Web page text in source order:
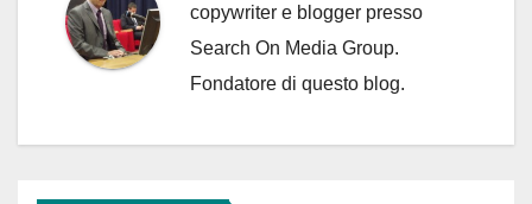
copywriter e blogger presso
Search On Media Group.
Fondatore di questo blog.